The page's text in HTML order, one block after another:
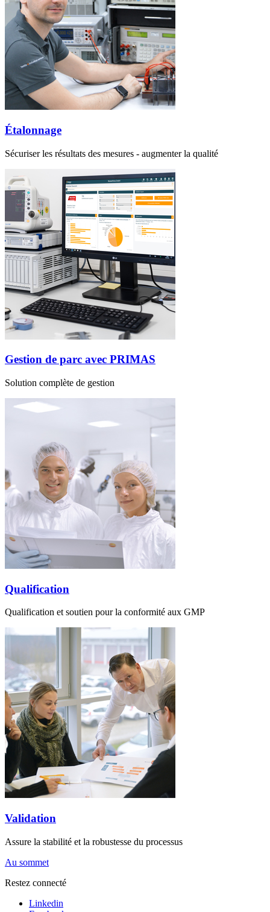
Étalonnage
Sécuriser les résultats des mesures - augmenter la qualité
Gestion de parc avec PRIMAS
Solution complète de gestion
Qualification
Qualification et soutien pour la conformité aux GMP
Validation
Assure la stabilité et la robustesse du processus
Au sommet
Restez connecté
Linkedin